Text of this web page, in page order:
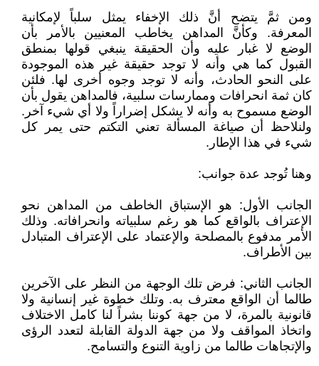
ومن ثمَّ يتضح أنَّ ذلك الإخفاء يمثل سلباً لإمكانية
المعرفة. وكأنَّ المداهن يخاطب المعنيين بالأمر بأن
الوضع لا غبار عليه وأن الحقيقة ينبغي قولها بمنطق
القبول كما هي وأنه لا توجد حقيقة غير هذه الموجودة
على النحو الحادث، وأنه لا توجد وجوه أخرى لها. فلئن
كان ثمة انحرافات وممارسات سلبية، فالمداهن يقول بأن
الوضع مسموح به وأنه لا يشكل إضراراً ولا أي شيء آخر.
ولنلاحظ أن صياغة المسألة تعني التكتم حتى يمر كل
شيء في هذا الإطار.
وهنا تُوجد عدة جوانب:
الجانب الأول: هو الإستباق الخاطف من المداهن نحو
الإعتراف بالواقع كما هو رغم سلبياته وانحرافاته. وذلك
الأمر مدفوع بالمصلحة والإعتماد على الإعتراف المتبادل
بين الأطراف.
الجانب الثاني: فرض تلك الوجهة من النظر على الآخرين
طالما أن الواقع معترف به. وتلك خطوة غير إنسانية ولا
قانونية بالمرة، لا من جهة كوننا بشراً لنا كامل الاختلاف
واتخاذ المواقف ولا من جهة الدولة القابلة لتعدد الرؤى
والإتجاهات طالما من زاوية التنوع والتسامح.